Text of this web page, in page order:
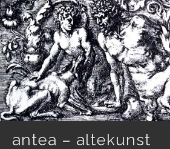
antea – altekunst